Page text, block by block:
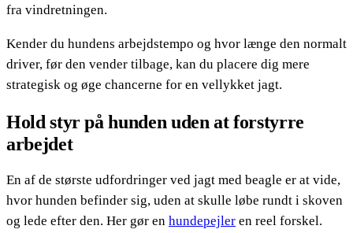
fra vindretningen.
Kender du hundens arbejdstempo og hvor længe den normalt
driver, før den vender tilbage, kan du placere dig mere
strategisk og øge chancerne for en vellykket jagt.
Hold styr på hunden uden at forstyrre
arbejdet
En af de største udfordringer ved jagt med beagle er at vide,
hvor hunden befinder sig, uden at skulle løbe rundt i skoven
og lede efter den. Her gør en hundepejler en reel forskel.